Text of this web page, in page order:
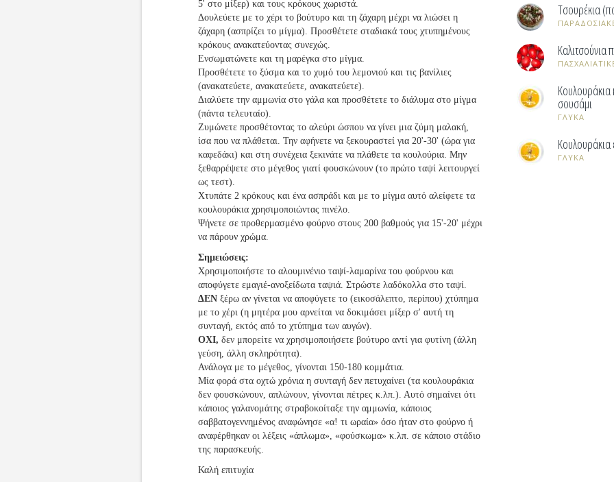
5' στο μίξερ) και τους κρόκους χωριστά.
Δουλεύετε με το χέρι το βούτυρο και τη ζάχαρη μέχρι να λιώσει η
ζάχαρη (ασπρίζει το μίγμα). Προσθέτετε σταδιακά τους χτυπημένους
κρόκους ανακατεύοντας συνεχώς.
Ενσωματώνετε και τη μαρέγκα στο μίγμα.
Προσθέτετε το ξύσμα και το χυμό του λεμονιού και τις βανίλιες
(ανακατεύετε, ανακατεύετε, ανακατεύετε).
Διαλύετε την αμμωνία στο γάλα και προσθέτετε το διάλυμα στο μίγμα
(πάντα τελευταίο).
Ζυμώνετε προσθέτοντας το αλεύρι ώσπου να γίνει μια ζύμη μαλακή,
ίσα που να πλάθεται. Την αφήνετε να ξεκουραστεί για 20'-30' (ώρα για
καφεδάκι) και στη συνέχεια ξεκινάτε να πλάθετε τα κουλούρια. Μην
ξεθαρρέψετε στο μέγεθος γιατί φουσκώνουν (το πρώτο ταψί λειτουργεί
ως τεστ).
Χτυπάτε 2 κρόκους και ένα ασπράδι και με το μίγμα αυτό αλείφετε τα
κουλουράκια χρησιμοποιώντας πινέλο.
Ψήνετε σε προθερμασμένο φούρνο στους 200 βαθμούς για 15'-20' μέχρι
να πάρουν χρώμα.
Σημειώσεις:
Χρησιμοποιήστε το αλουμινένιο ταψί-λαμαρίνα του φούρνου και
αποφύγετε εμαγιέ-ανοξείδωτα ταψιά. Στρώστε λαδόκολλα στο ταψί.
ΔΕΝ ξέρω αν γίνεται να αποφύγετε το (εικοσάλεπτο, περίπου) χτύπημα
με το χέρι (η μητέρα μου αρνείται να δοκιμάσει μίξερ σ' αυτή τη
συνταγή, εκτός από το χτύπημα των αυγών).
ΟΧΙ, δεν μπορείτε να χρησιμοποιήσετε βούτυρο αντί για φυτίνη (άλλη
γεύση, άλλη σκληρότητα).
Ανάλογα με το μέγεθος, γίνονται 150-180 κομμάτια.
Μία φορά στα οχτώ χρόνια η συνταγή δεν πετυχαίνει (τα κουλουράκια
δεν φουσκώνουν, απλώνουν, γίνονται πέτρες κ.λπ.). Αυτό σημαίνει ότι
κάποιος γαλανομάτης στραβοκοίταξε την αμμωνία, κάποιος
σαββατογεννημένος αναφώνησε «α! τι ωραία» όσο ήταν στο φούρνο ή
αναφέρθηκαν οι λέξεις «άπλωμα», «φούσκωμα» κ.λπ. σε κάποιο στάδιο
της παρασκευής.
Καλή επιτυχία
Τσουρέκια
Καλιτσούνια
Κουλουράκια
σουσάμι
ΓΛΥΚΑ
ΓΛΥΚΑ